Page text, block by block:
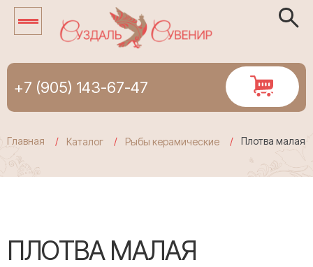
+7 (905) 143-67-47
Главная Каталог Рыбы керамические Плотва малая
ПЛОТВА МАЛАЯ